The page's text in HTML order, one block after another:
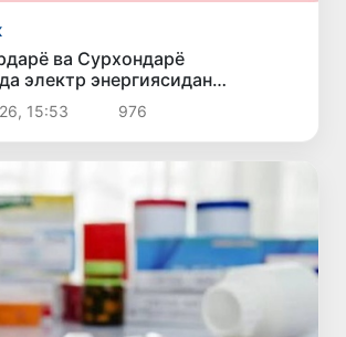
ва Сурхондарё
электр энергиясидан
ҳолатлари фош
15:53 976